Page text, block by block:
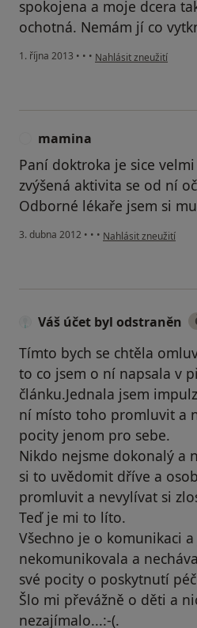
spokojena a moje dcera
ochotná. Nemám jí co
1. října 2013 • • • podle názoru uživatele
Nahlásit zneužití
mamina
Paní doktroka je sice
zvýšená aktivita se od ní
Odborné lékaře jsem si
3. dubna 2012 • • • podle názoru
Nahlásit zneužití
Váš účet byl odstraněn
Tímto bych se chtěla
to co jsem o ní napsala v
článku.Jednala jsem
ní místo toho promluvit a
pocity jenom pro sebe.
Nikdo nejsme dokonalý a
si to uvědomit dříve a
promluvit a nevylívat si
Teď je mi to líto.
Všechno je o komunikaci
nekomunikovala a
své pocity o poskytnutí
Šlo mi převážně o děti a
nezajímalo...:-(.